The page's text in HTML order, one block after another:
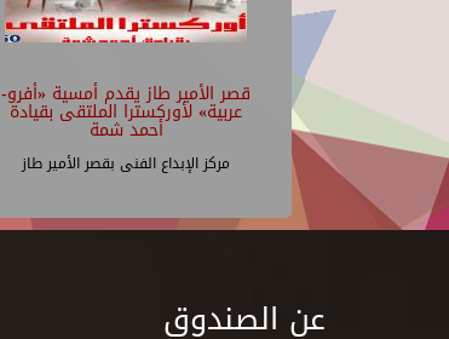
قصر الأمير طاز يقدم أمسية «أفرو-
عربية» لأوركسترا الملتقى بقيادة
أحمد شمة
مركز الإبداع الفنى بقصر الأمير طاز
عن الصندوق